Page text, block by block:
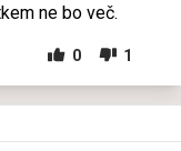
ne bo več.
0 1